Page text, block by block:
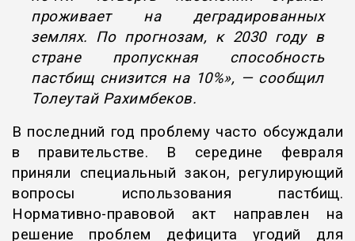
проживает на деградированных
землях. По прогнозам, к 2030 году в
стране пропускная способность
пастбищ снизится на 10%», — сообщил
Толеутай Рахимбеков.
В последний год проблему часто обсуждали
в правительстве. В середине февраля
приняли специальный закон, регулирующий
вопросы использования пастбищ.
Нормативно-правовой акт направлен на
решение проблем дефицита угодий для